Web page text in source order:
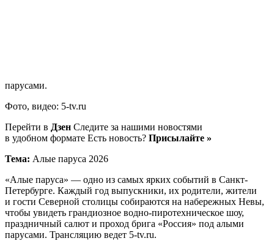
парусами.
Фото, видео: 5-tv.ru
Перейти в Дзен Следите за нашими новостями
в удобном формате Есть новость? Присылайте »
Тема: Алые паруса 2026
«Алые паруса» — одно из самых ярких событий в Санкт-
Петербурге. Каждый год выпускники, их родители, жители
и гости Северной столицы собираются на набережных Невы,
чтобы увидеть грандиозное водно-пиротехническое шоу,
праздничный салют и проход брига «Россия» под алыми
парусами. Трансляцию ведет 5-tv.ru.